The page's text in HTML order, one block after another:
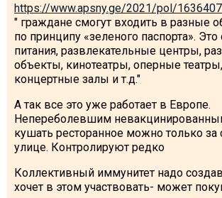
https://www.apsny.ge/2021/pol/
" граждане смогут входить в разные
по принципу «зеленого паспорта».
питания, развлекательные центры,
объекты, кинотеатры, оперные
концертные залы и т.д."
А так все это уже работает в Европе.
Непереболевшим
кушать ресторанное можно только за
улице. Контролируют редко
Коллективный иммунитет надо
хочет в этом участвовать- может